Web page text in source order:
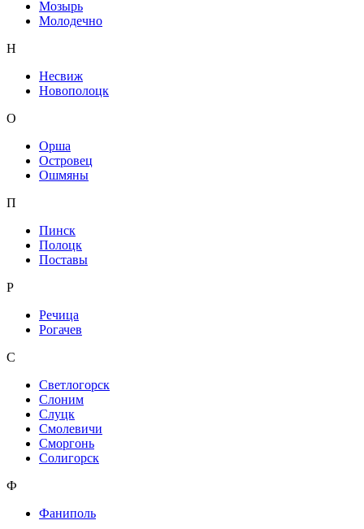
Мозырь
Молодечно
Н
Несвиж
Новополоцк
О
Орша
Островец
Ошмяны
П
Пинск
Полоцк
Поставы
Р
Речица
Рогачев
С
Светлогорск
Слоним
Слуцк
Смолевичи
Сморгонь
Солигорск
Ф
Фаниполь